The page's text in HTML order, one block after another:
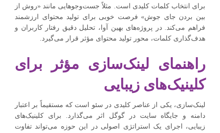
برای انتخاب کلمات کلیدی است. مثلاً جست‌وجوهایی مانند «روش از
بین بردن جای جوش» فرصت خوبی برای تولید محتوای ارزشمند
فراهم می‌کند. در پروژه‌های بهین آوا، تحلیل دقیق رفتار کاربران و
هدف‌گذاری کلمات، محور تولید محتوای مؤثر قرار می‌گیرد.
راهنمای لینک‌سازی مؤثر برای
کلینیک‌های زیبایی
لینک‌سازی، یکی از عناصر کلیدی در سئو است که مستقیماً بر اعتبار
دامنه و جایگاه سایت در گوگل اثر می‌گذارد. برای کلینیک‌های
زیبایی، اجرای یک استراتژی اصولی در این حوزه می‌تواند تفاوت